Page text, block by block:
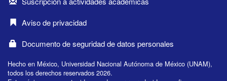
Aviso de privacidad
Documento de seguridad de datos personales
Hecho en México, Universidad Nacional Autónoma de México (UNAM),
todos los derechos reservados 2026.